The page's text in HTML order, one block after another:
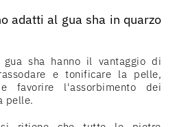
adatti al gua sha in quarzo
sha hanno il vantaggio di
e tonificare la pelle,
favorire l'assorbimento dei
pelle.